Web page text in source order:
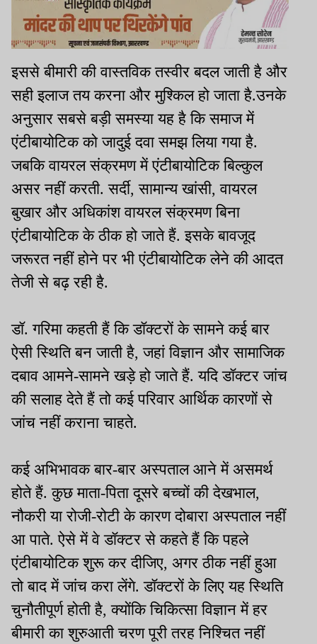
इससे बीमारी की वास्तविक तस्वीर बदल जाती है और
सही इलाज तय करना और मुश्किल हो जाता है.उनके
अनुसार सबसे बड़ी समस्या यह है कि समाज में
एंटीबायोटिक को जादुई दवा समझ लिया गया है.
जबकि वायरल संक्रमण में एंटीबायोटिक बिल्कुल
असर नहीं करती. सर्दी, सामान्य खांसी, वायरल
बुखार और अधिकांश वायरल संक्रमण बिना
एंटीबायोटिक के ठीक हो जाते हैं. इसके बावजूद
जरूरत नहीं होने पर भी एंटीबायोटिक लेने की आदत
तेजी से बढ़ रही है.
डॉ. गरिमा कहती हैं कि डॉक्टरों के सामने कई बार
ऐसी स्थिति बन जाती है, जहां विज्ञान और सामाजिक
दबाव आमने-सामने खड़े हो जाते हैं. यदि डॉक्टर जांच
की सलाह देते हैं तो कई परिवार आर्थिक कारणों से
जांच नहीं कराना चाहते.
कई अभिभावक बार-बार अस्पताल आने में असमर्थ
होते हैं. कुछ माता-पिता दूसरे बच्चों की देखभाल,
नौकरी या रोजी-रोटी के कारण दोबारा अस्पताल नहीं
आ पाते. ऐसे में वे डॉक्टर से कहते हैं कि पहले
एंटीबायोटिक शुरू कर दीजिए, अगर ठीक नहीं हुआ
तो बाद में जांच करा लेंगे. डॉक्टरों के लिए यह स्थिति
चुनौतीपूर्ण होती है, क्योंकि चिकित्सा विज्ञान में हर
बीमारी का शुरुआती चरण पूरी तरह निश्चित नहीं